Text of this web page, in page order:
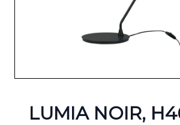
LUMIA NOIR,